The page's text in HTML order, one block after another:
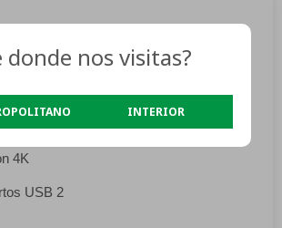
3840 px – 2160 px
4k
Android
4K
USB 2
donde nos visitas?
INTERIOR